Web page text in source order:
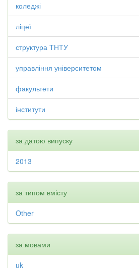
коледжі
ліцеї
структура ТНТУ
управління університетом
факультети
інститути
за датою випуску
2013
за типом вмісту
Other
за мовами
uk